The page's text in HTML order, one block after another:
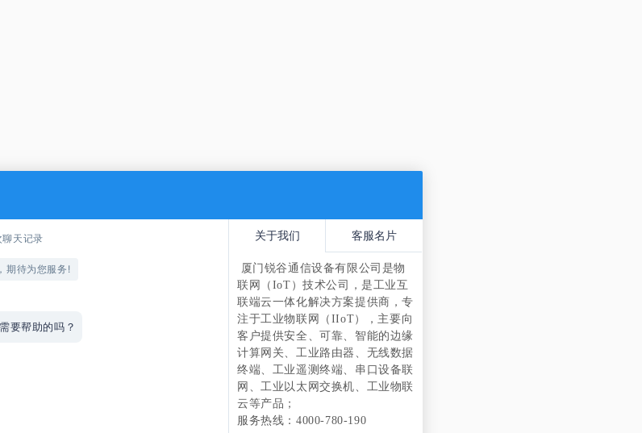
聊天记录
期待为您服务!
要帮助的吗？
关于我们 客服名片
厦门锐谷通信设备有限公司是物
联网（IoT）技术公司，是工业互
联端云一体化解决方案提供商，专
注于工业物联网（IIoT），主要向
客户提供安全、可靠、智能的边缘
计算网关、工业路由器、无线数据
终端、工业遥测终端、串口设备联
网、工业以太网交换机、工业物联
云等产品；
服务热线：4000-780-190